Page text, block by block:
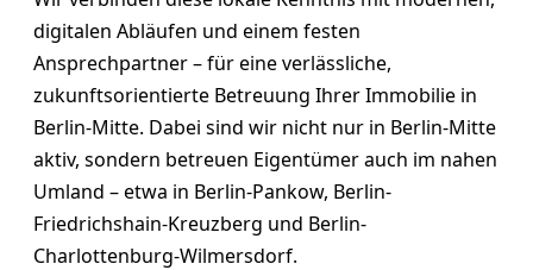
digitalen Abläufen und einem festen
Ansprechpartner – für eine verlässliche,
zukunftsorientierte Betreuung Ihrer Immobilie in
Berlin-Mitte. Dabei sind wir nicht nur in Berlin-Mitte
aktiv, sondern betreuen Eigentümer auch im nahen
Umland – etwa in Berlin-Pankow, Berlin-
Friedrichshain-Kreuzberg und Berlin-
Charlottenburg-Wilmersdorf.